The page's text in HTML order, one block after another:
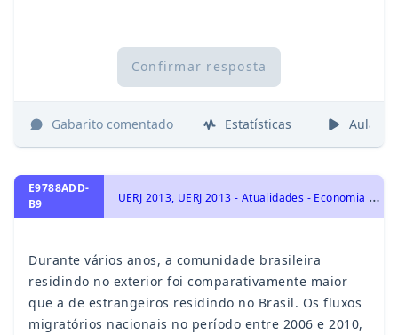
Confirmar resposta
Gabarito comentado Estatísticas Aulas
E9788ADD-
B9
U
ERJ 2013, UERJ 2013 - Atualidades - Economia na Atualidade, Economia Nacional na Atualidade
Durante vários anos, a comunidade brasileira
residindo no exterior foi comparativamente maior
que a de estrangeiros residindo no Brasil. Os fluxos
migratórios nacionais no período entre 2006 e 2010,